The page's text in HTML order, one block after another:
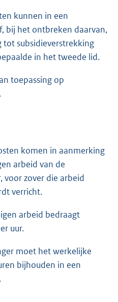
kunnen in een
bij het ontbreken daarvan,
tot subsidieverstrekking
in het tweede lid.
toepassing op
komen in aanmerking
arbeid van de
voor zover die arbeid
verricht.
arbeid bedraagt
uur.
moet het werkelijke
bijhouden in een